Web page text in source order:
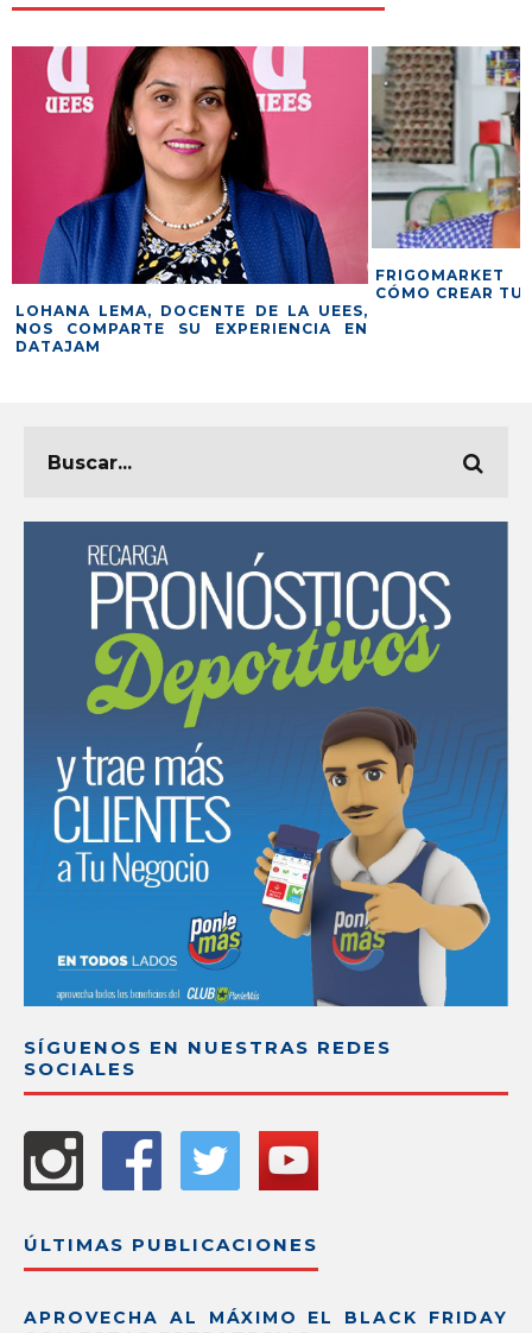
LOHANA LEMA, DOCENTE DE LA UEES,
NOS COMPARTE SU EXPERIENCIA EN
DATAJAM
CÓMO CREAR TU
SÍGUENOS EN NUESTRAS REDES
SOCIALES
ÚLTIMAS PUBLICACIONES
APROVECHA AL MÁXIMO EL BLACK FRIDAY